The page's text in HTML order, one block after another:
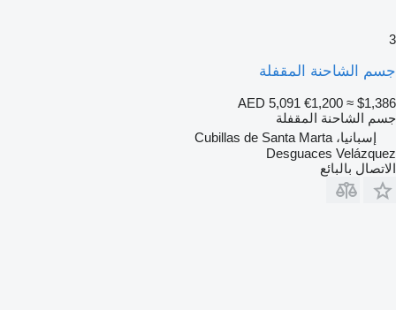
3
جسم الشاحنة المقفلة
AED 5,091 €1,200 ≈ $1,386
جسم الشاحنة المقفلة
إسبانيا، Cubillas de Santa Marta
Desguaces Velázquez
الاتصال بالبائع